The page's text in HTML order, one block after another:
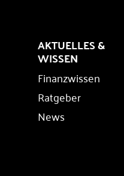
AKTUELLES &
WISSEN
Finanzwissen
Ratgeber
News